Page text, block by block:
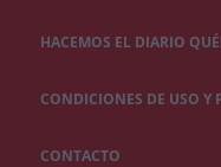
HACEMOS EL DIARIO
CONDICIONES DE USO Y
CONTACTO